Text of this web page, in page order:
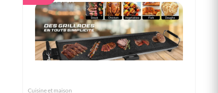
Cuisine et maison